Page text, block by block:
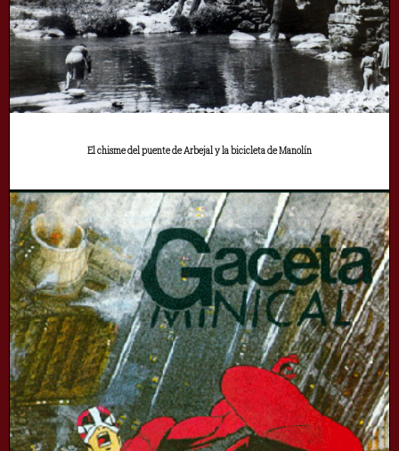
El chisme del puente de Arbejal y la bicicleta de Manolín